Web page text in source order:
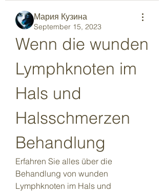
Мария Кузина
September 15, 2023
Wenn die wunden
Lymphknoten im
Hals und
Halsschmerzen
Behandlung
Erfahren Sie alles über die
Behandlung von wunden
Lymphknoten im Hals und